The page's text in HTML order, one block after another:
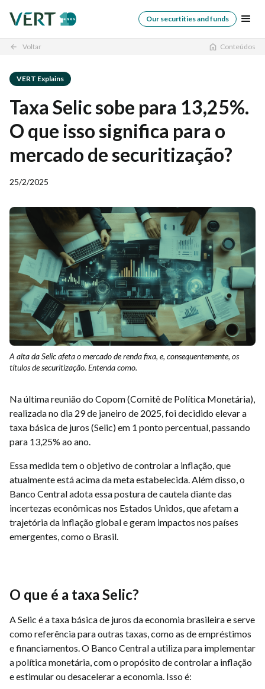
Our securtities and funds
arrow_back Voltar Conteúdos
VERT Explains
Taxa Selic sobe para 13,25%.
O que isso significa para o
mercado de securitização?
25/2/2025
A alta da Selic afeta o mercado de renda fixa, e, consequentemente, os
títulos de securitização. Entenda como.
Na última reunião do Copom (Comitê de Política Monetária),
realizada no dia 29 de janeiro de 2025, foi decidido elevar a
taxa básica de juros (Selic) em 1 ponto percentual, passando
para 13,25% ao ano.
Essa medida tem o objetivo de controlar a inflação, que
atualmente está acima da meta estabelecida. Além disso, o
Banco Central adota essa postura de cautela diante das
incertezas econômicas nos Estados Unidos, que afetam a
trajetória da inflação global e geram impactos nos países
emergentes, como o Brasil.
O que é a taxa Selic?
A Selic é a taxa básica de juros da economia brasileira e serve
como referência para outras taxas, como as de empréstimos
e financiamentos. O Banco Central a utiliza para implementar
a política monetária, com o propósito de controlar a inflação
e estimular ou desacelerar a economia. Isso é: